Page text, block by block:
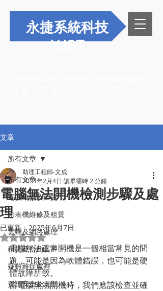
永捷系統科技
YJST
文章
所有文章
電腦維修及租賃
印表機維修及租賃
雲端及網路處理
租賃及合約客戶
疑難雜症處裡
資訊安全及規則
所有文章
電腦無法開機檢測步驟及處
理
助理工程師-文成
2024年2月4日 讀畢需時 2 分鐘
已更新：2025年6月7日
評等為 NaN（最高為 5 顆星）。
電腦無法正常開機是一個相當常見的問
題，可能是因為軟體錯誤，也可能是硬
體故障所致。
當電腦無法開機時，我們應該檢查並確